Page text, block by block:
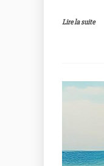
Lire la suite